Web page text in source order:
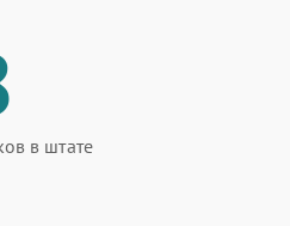
в штате